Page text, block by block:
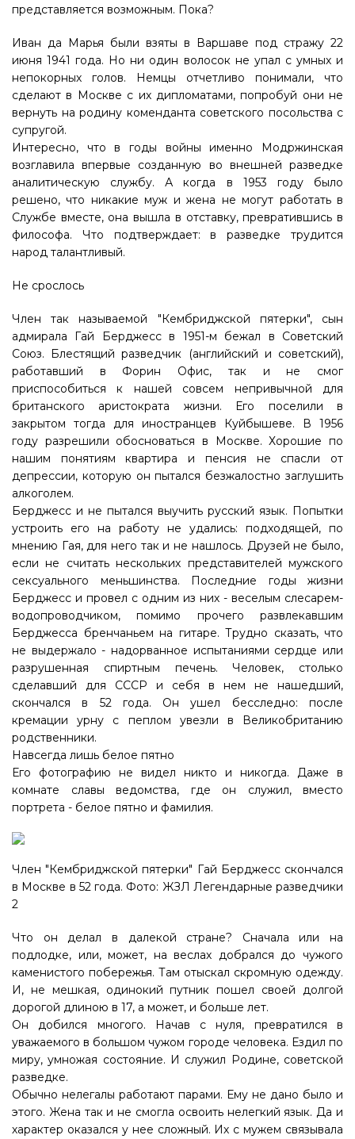
представляется возможным. Пока?
Иван да Марья были взяты в Варшаве под стражу 22
июня 1941 года. Но ни один волосок не упал с умных и
непокорных голов. Немцы отчетливо понимали, что
сделают в Москве с их дипломатами, попробуй они не
вернуть на родину коменданта советского посольства с
супругой.
Интересно, что в годы войны именно Модржинская
возглавила впервые созданную во внешней разведке
аналитическую службу. А когда в 1953 году было
решено, что никакие муж и жена не могут работать в
Службе вместе, она вышла в отставку, превратившись в
философа. Что подтверждает: в разведке трудится
народ талантливый.
Не срослось
Член так называемой "Кембриджской пятерки", сын
адмирала Гай Берджесс в 1951-м бежал в Советский
Союз. Блестящий разведчик (английский и советский),
работавший в Форин Офис, так и не смог
приспособиться к нашей совсем непривычной для
британского аристократа жизни. Его поселили в
закрытом тогда для иностранцев Куйбышеве. В 1956
году разрешили обосноваться в Москве. Хорошие по
нашим понятиям квартира и пенсия не спасли от
депрессии, которую он пытался безжалостно заглушить
алкоголем.
Берджесс и не пытался выучить русский язык. Попытки
устроить его на работу не удались: подходящей, по
мнению Гая, для него так и не нашлось. Друзей не было,
если не считать нескольких представителей мужского
сексуального меньшинства. Последние годы жизни
Берджесс и провел с одним из них - веселым слесарем-
водопроводчиком, помимо прочего развлекавшим
Берджесса бренчаньем на гитаре. Трудно сказать, что
не выдержало - надорванное испытаниями сердце или
разрушенная спиртным печень. Человек, столько
сделавший для СССР и себя в нем не нашедший,
скончался в 52 года. Он ушел бесследно: после
кремации урну с пеплом увезли в Великобританию
родственники.
Навсегда лишь белое пятно
Его фотографию не видел никто и никогда. Даже в
комнате славы ведомства, где он служил, вместо
портрета - белое пятно и фамилия.
Член "Кембриджской пятерки" Гай Берджесс скончался
в Москве в 52 года. Фото: ЖЗЛ Легендарные разведчики
2
Что он делал в далекой стране? Сначала или на
подлодке, или, может, на веслах добрался до чужого
каменистого побережья. Там отыскал скромную одежду.
И, не мешкая, одинокий путник пошел своей долгой
дорогой длиною в 17, а может, и больше лет.
Он добился многого. Начав с нуля, превратился в
уважаемого в большом чужом городе человека. Ездил по
миру, умножая состояние. И служил Родине, советской
разведке.
Обычно нелегалы работают парами. Ему не дано было и
этого. Жена так и не смогла освоить нелегкий язык. Да и
характер оказался у нее сложный. Их с мужем связывала